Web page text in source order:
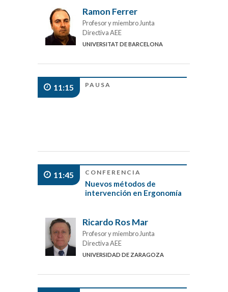
Ramon Ferrer
Profesor y miembro Junta
Directiva AEE
UNIVERSITAT DE BARCELONA
11:15 PAUSA
11:45 CONFERENCIA
Nuevos métodos de
intervención en Ergonomía
Ricardo Ros Mar
Profesor y miembro Junta
Directiva AEE
UNIVERSIDAD DE ZARAGOZA